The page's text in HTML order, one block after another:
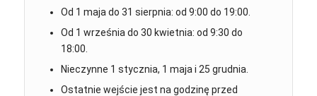
Od 1 maja do 31 sierpnia: od 9:00 do 19:00.
Od 1 września do 30 kwietnia: od 9:30 do
18:00.
Nieczynne 1 stycznia, 1 maja i 25 grudnia.
Ostatnie wejście jest na godzinę przed